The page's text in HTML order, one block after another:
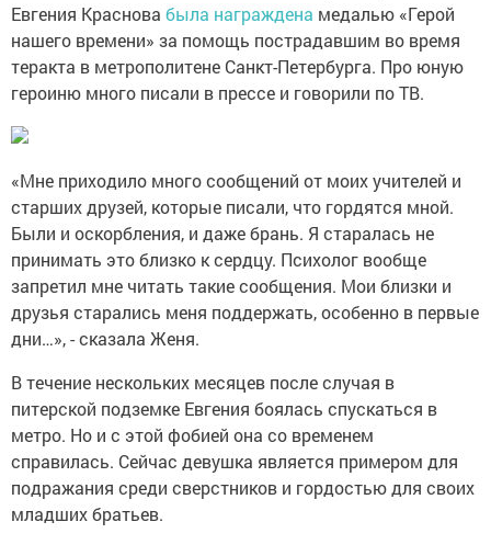
Евгения Краснова была награждена медалью «Герой
нашего времени» за помощь пострадавшим во время
теракта в метрополитене Санкт-Петербурга. Про юную
героиню много писали в прессе и говорили по ТВ.
«Мне приходило много сообщений от моих учителей и
старших друзей, которые писали, что гордятся мной.
Были и оскорбления, и даже брань. Я старалась не
принимать это близко к сердцу. Психолог вообще
запретил мне читать такие сообщения. Мои близки и
друзья старались меня поддержать, особенно в первые
дни…», - сказала Женя.
В течение нескольких месяцев после случая в
питерской подземке Евгения боялась спускаться в
метро. Но и с этой фобией она со временем
справилась. Сейчас девушка является примером для
подражания среди сверстников и гордостью для своих
младших братьев.